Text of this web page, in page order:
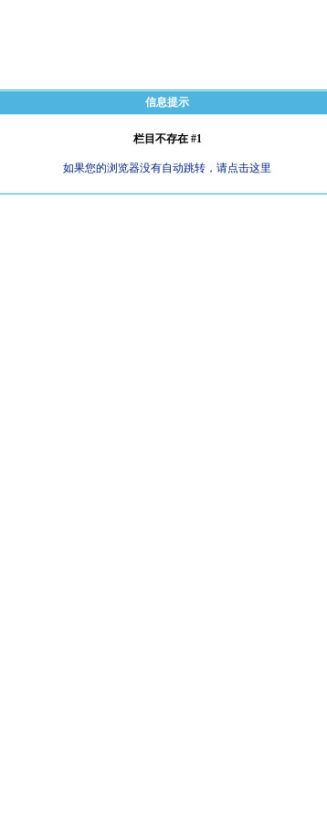
信息提示
栏目不存在 #1
如果您的浏览器没有自动跳转，请点击这里